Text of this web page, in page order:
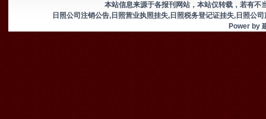
本站信息来源于各报刊网站，本站仅转载，若有
日照公司注销公告,日照营业执照挂失,日照税务登记证挂失,日照公
Power by